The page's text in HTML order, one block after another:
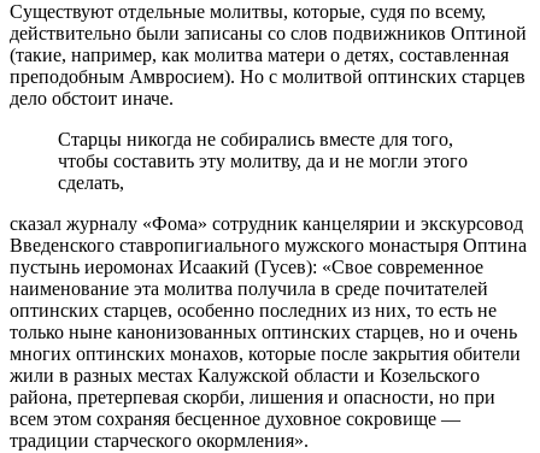
Существуют отдельные молитвы, которые, судя по всему,
действительно были записаны со слов подвижников Оптиной
(такие, например, как молитва матери о детях, составленная
преподобным Амвросием). Но с молитвой оптинских старцев
дело обстоит иначе.
Старцы никогда не собирались вместе для того,
чтобы составить эту молитву, да и не могли этого
сделать,
сказал журналу «Фома» сотрудник канцелярии и экскурсовод
Введенского ставропигиального мужского монастыря Оптина
пустынь иеромонах Исаакий (Гусев): «Свое современное
наименование эта молитва получила в среде почитателей
оптинских старцев, особенно последних из них, то есть не
только ныне канонизованных оптинских старцев, но и очень
многих оптинских монахов, которые после закрытия обители
жили в разных местах Калужской области и Козельского
района, претерпевая скорби, лишения и опасности, но при
всем этом сохраняя бесценное духовное сокровище —
традиции старческого окормления».